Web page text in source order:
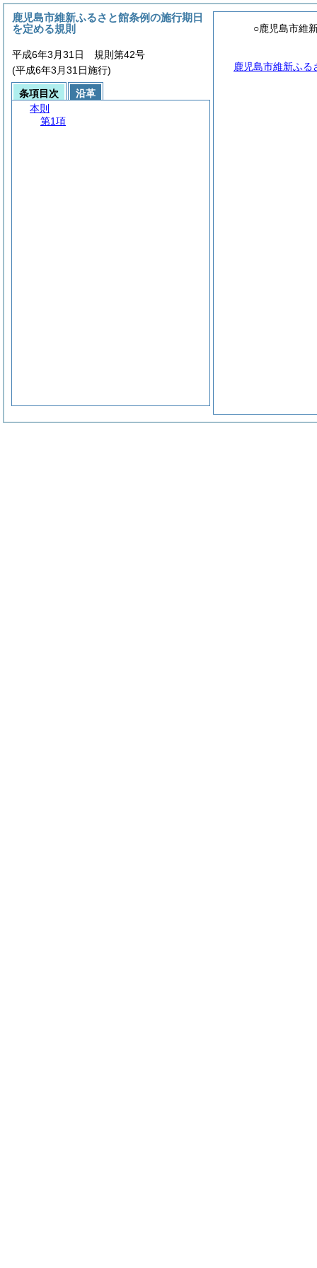
○鹿児島市維
鹿児島市維新ふる
鹿児島市維新ふるさと館条例の施行期日
を定める規則
平成6年3月31日 規則第42号
(平成6年3月31日施行)
条項目次
沿革
本則
第1項